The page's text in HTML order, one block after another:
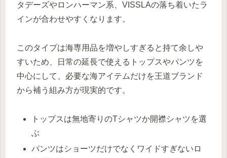
タデーズやロンハーマン系、VISSLAの落ち着いたラ
インが合わせやすくなります。
このタイプは海専用品を増やしすぎると持て余しや
すいため、日常の延長で使えるトップスやパンツを
中心にして、必要な海アイテムだけを王道ブランド
から補う組み方が現実的です。
トップスは無地寄りのTシャツか開襟シャツを選
ぶ
パンツはショーツだけでなくワイドすぎないロ